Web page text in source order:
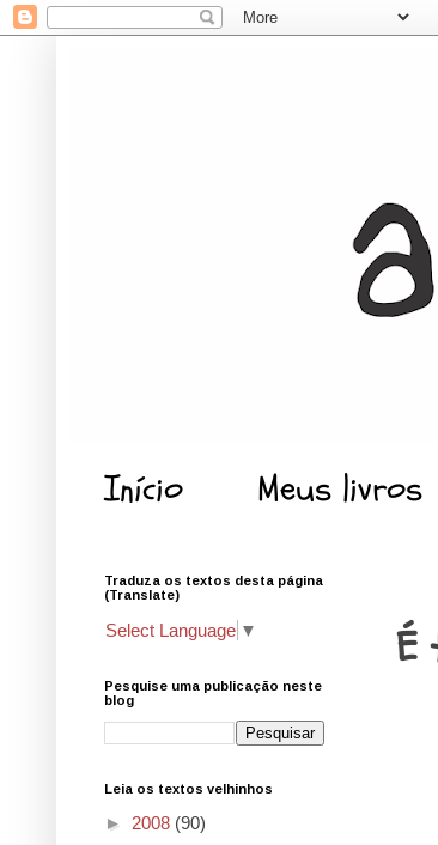
Início Meus livros
É
Traduza os textos desta página
(Translate)
Select Language ▼
Pesquise uma publicação neste
blog
Leia os textos velhinhos
► 2008 (90)